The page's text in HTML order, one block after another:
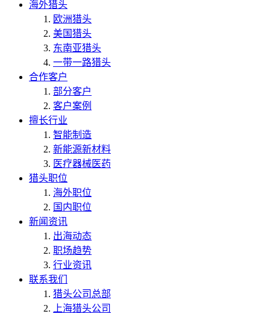
海外猎头
欧洲猎头
美国猎头
东南亚猎头
一带一路猎头
合作客户
部分客户
客户案例
擅长行业
智能制造
新能源新材料
医疗器械医药
猎头职位
海外职位
国内职位
新闻资讯
出海动态
职场趋势
行业资讯
联系我们
猎头公司总部
上海猎头公司